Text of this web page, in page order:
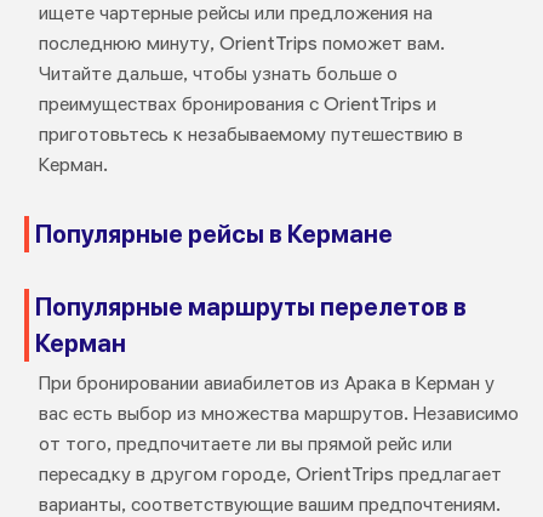
ищете чартерные рейсы или предложения на
последнюю минуту, OrientTrips поможет вам.
Читайте дальше, чтобы узнать больше о
преимуществах бронирования с OrientTrips и
приготовьтесь к незабываемому путешествию в
Керман.
Популярные рейсы в Кермане
Популярные маршруты перелетов в
Керман
При бронировании авиабилетов из Арака в Керман у
вас есть выбор из множества маршрутов. Независимо
от того, предпочитаете ли вы прямой рейс или
пересадку в другом городе, OrientTrips предлагает
варианты, соответствующие вашим предпочтениям.